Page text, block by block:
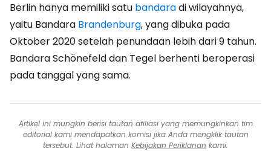
Berlin hanya memiliki satu bandaradi wilayahnya,
yaitu Bandara Brandenburg, yang dibuka pada
Oktober 2020 setelah penundaan lebih dari 9 tahun.
Bandara Schönefeld dan Tegel berhenti beroperasi
pada tanggal yang sama.
Artikel ini mungkin berisi tautan afiliasi yang memungkinkan tim
editorial kami mendapatkan komisi jika Anda mengklik tautan
tersebut. Lihat halaman Kebijakan Periklanan kami.